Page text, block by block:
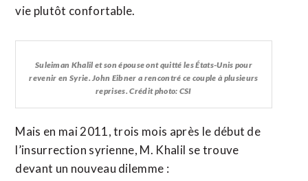
vie plutôt confortable.
Suleiman Khalil et son épouse ont quitté les États-Unis pour
revenir en Syrie. John Eibner a rencontré ce couple à plusieurs
reprises. Crédit photo: CSI
Mais en mai 2011, trois mois après le début de
l’insurrection syrienne, M. Khalil se trouve
devant un nouveau dilemme :